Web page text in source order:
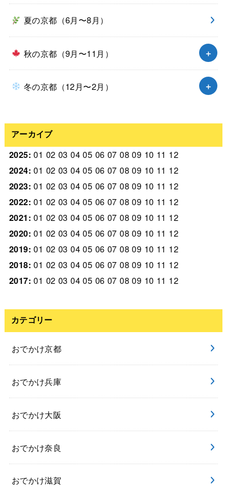
夏の京都（6月〜8月）
秋の京都（9月〜11月）
冬の京都（12月〜2月）
アーカイブ
2025:01 02 03 04 05 06 07 08 09 10 11 12
2024:01 02 03 04 05 06 07 08 09 10 11 12
2023:01 02 03 04 05 06 07 08 09 10 11 12
2022:01 02 03 04 05 06 07 08 09 10 11 12
2021:01 02 03 04 05 06 07 08 09 10 11 12
2020:01 02 03 04 05 06 07 08 09 10 11 12
2019:01 02 03 04 05 06 07 08 09 10 11 12
2018:01 02 03 04 05 06 07 08 09 10 11 12
2017:01 02 03 04 05 06 07 08 09 10 11 12
カテゴリー
おでかけ京都
おでかけ兵庫
おでかけ大阪
おでかけ奈良
おでかけ滋賀